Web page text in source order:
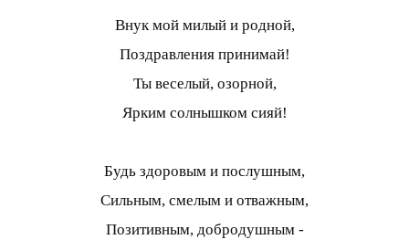
Внук мой милый и родной,
Поздравления принимай!
Ты веселый, озорной,
Ярким солнышком сияй!
Будь здоровым и послушным,
Сильным, смелым и отважным,
Позитивным, добродушным -